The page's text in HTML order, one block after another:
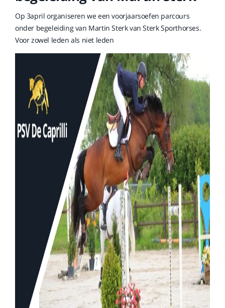
Op 3april organiseren we een voorjaarsoefen parcours
onder begeleiding van Martin Sterk van Sterk Sporthorses.
Voor zowel leden als niet leden